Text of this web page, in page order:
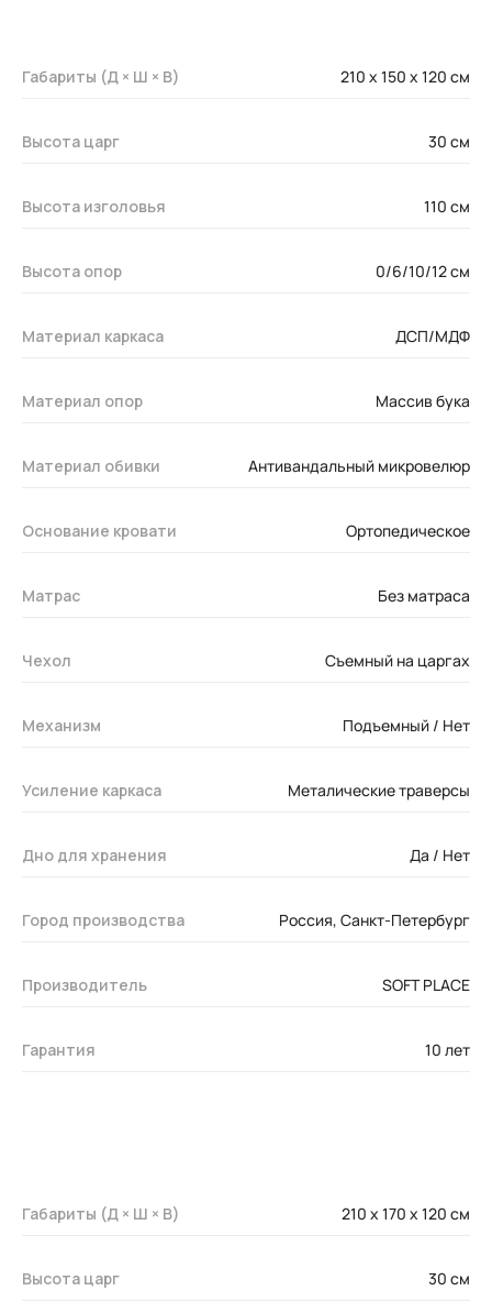
Габариты (Д × Ш × В) 210 x 150 х 120 см
Высота царг 30 см
Высота изголовья 110 см
Высота опор 0/6/10/12 см
Материал каркаса ДСП/МДФ
Материал опор Массив бука
Материал обивки Антивандальный микровелюр
Основание кровати Ортопедическое
Матрас Без матраса
Чехол Съемный на царгах
Механизм Подъемный / Нет
Усиление каркаса Металические траверсы
Дно для хранения Да / Нет
Город производства Россия, Санкт-Петербург
Производитель SOFT PLACE
Гарантия 10 лет
Габариты (Д × Ш × В) 210 x 170 х 120 см
Высота царг 30 см